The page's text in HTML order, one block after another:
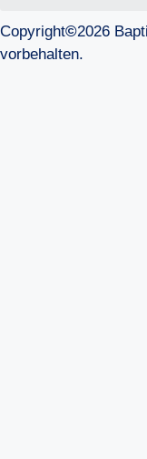
Copyright©2026
vorbehalten.